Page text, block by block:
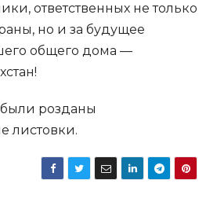
ответственных не только
но и за будущее
общего дома —
розданы
листовки.